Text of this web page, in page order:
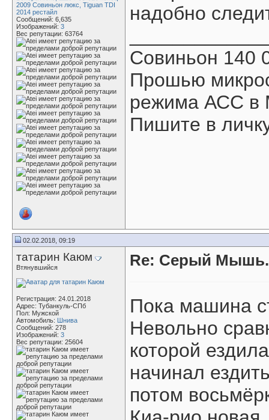
2009 Совиньон люкс, Tiguan TDI
2014 рестайл
Сообщений: 6,635
Изображений: 3
Вес репутации: 63764
надобно
Совиньон 140
Прошью
режима АСС в
Пишите в
02.02.2018, 09:19
татарин Каюм
Втянувшийся
Регистрация: 24.01.2018
Адрес: Тубанкуль-СПб
Пол: Мужской
Автомобиль: Шнива
Сообщений: 278
Изображений: 3
Вес репутации: 25604
Re: Серый Мышь.
Пока машина
Невольно
которой
начинал
потом